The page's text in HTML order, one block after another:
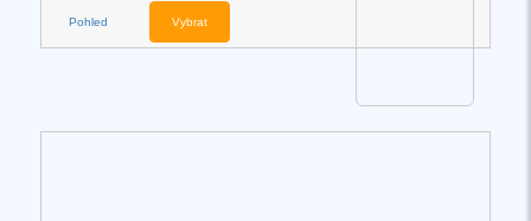
Pohled Vybrat